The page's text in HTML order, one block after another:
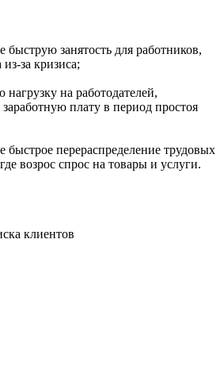
быструю занятость для работников,
за кризиса;
на работодателей,
плату в период простоя
быстрое перераспределение трудовых
возрос спрос на товары и услуги.
клиентов